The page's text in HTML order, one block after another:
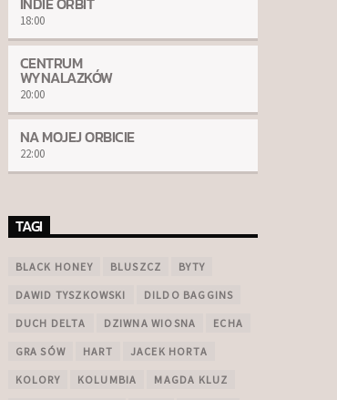
18:00
CENTRUM
WYNALAZKÓW
20:00
NA MOJEJ ORBICIE
22:00
TAGI
BLACK HONEY BLUSZCZ BYTY
DAWID TYSZKOWSKI DILDO BAGGINS
DUCH DELTA DZIWNA WIOSNA ECHA
GRA SÓW HART JACEK HORTA
KOLORY KOLUMBIA MAGDA KLUZ